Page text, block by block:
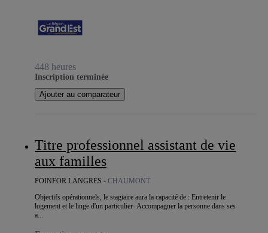
448 heures
Inscription terminée
Ajouter au comparateur
Titre professionnel assistant de vie
aux familles
POINFOR LANGRES - CHAUMONT
Objectifs opérationnels, le stagiaire aura la capacité de : Entretenir le
logement et le linge d'un particulier- Accompagner la personne dans ses
a...